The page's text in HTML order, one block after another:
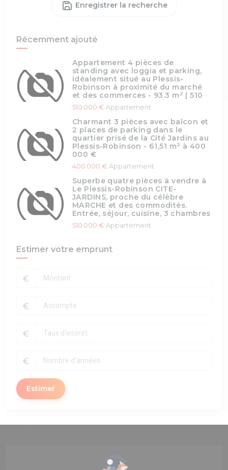
Enregistrer la recherche
Récemment ajouté
Appartement 4 pièces de
standing avec loggia et parking,
idéalement situé au Plessis-
Robinson à proximité du marché
et des commerces - 93.3 m² | 510
510 000 € Appartement
Charmant 3 pièces avec balcon et
2 places de parking dans le
quartier prisé de la Cité Jardins au
Plessis-Robinson - 61,51 m² à 400
000 €
400 000 € Appartement
Superbe quatre pièces à vendre à
Le Plessis-Robinson CITE-
JARDINS, proche du célèbre
MARCHE et des commodités.
Entrée, séjour, cuisine, 3 chambres
510 000 € Appartement
Estimer votre emprunt
€
€
€
€
Estimer